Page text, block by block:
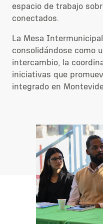
espacio de trabajo
conectados.
La Mesa
consolidándose como
intercambio, la
iniciativas que
integrado en